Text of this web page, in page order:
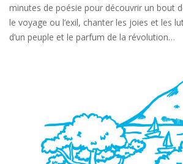
minutes de poésie pour découvrir un bout
le voyage ou l’exil, chanter les joies et les
d’un peuple et le parfum de la révolution…